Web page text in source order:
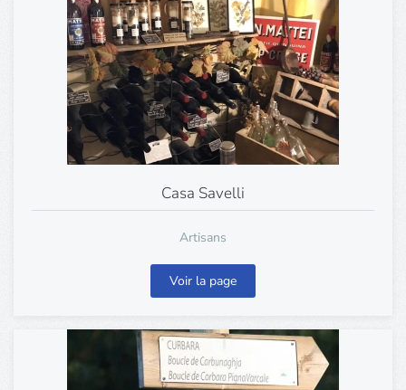
Casa Savelli
Artisans
Voir la page